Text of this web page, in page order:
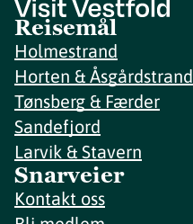
Reisemål
Holmestrand
Horten & Åsgårdstrand
Tønsberg & Færder
Sandefjord
Larvik & Stavern
Snarveier
Kontakt oss